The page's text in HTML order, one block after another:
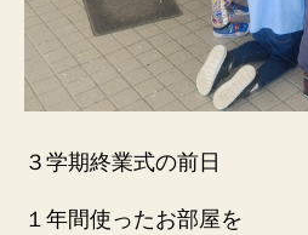
３学期終業式の前日
１年間使ったお部屋を